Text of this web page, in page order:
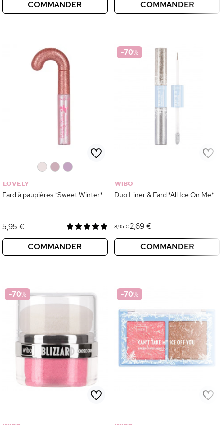
COMMANDER COMMANDER
LOVELY
Fard à paupières *Sweet Winter*
5,95 €
COMMANDER
-70%
WIBO
Duo Liner & Fard *All Ice On Me*
8,95 €2,69 €
COMMANDER
-70% -70%